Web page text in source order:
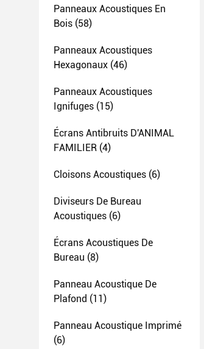
Panneaux Acoustiques En
Bois (58)
Panneaux Acoustiques
Hexagonaux (46)
Panneaux Acoustiques
Ignifuges (15)
Écrans Antibruits D'ANIMAL
FAMILIER (4)
Cloisons Acoustiques (6)
Diviseurs De Bureau
Acoustiques (6)
Écrans Acoustiques De
Bureau (8)
Panneau Acoustique De
Plafond (11)
Panneau Acoustique Imprimé
(6)